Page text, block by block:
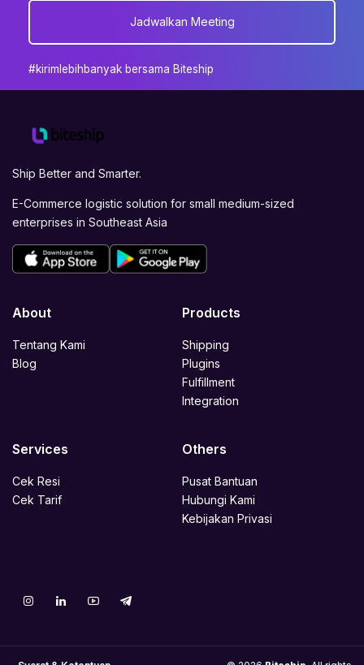
Jadwalkan Meeting
#kirimlebihbanyak bersama Biteship
Ship Better and Smarter.
E-Commerce logistic solution for small medium-sized
enterprises in Southeast Asia
About
Tentang Kami
Blog
Products
Shipping
Plugins
Fulfillment
Integration
Services
Cek Resi
Cek Tarif
Others
Pusat Bantuan
Hubungi Kami
Kebijakan Privasi